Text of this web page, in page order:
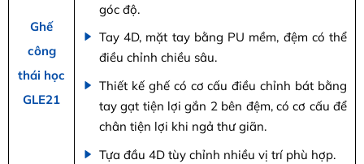
Ghế
công
thái học
GLE21
góc độ.
Tay 4D, mặt tay bằng PU mềm, đệm có thể
điều chỉnh chiều sâu.
Thiết kế ghế có cơ cấu điều chỉnh bát bằng
tay gạt tiện lợi gắn 2 bên đệm, có cơ cấu để
chân tiện lợi khi ngả thư giãn.
Tựa đầu 4D tùy chỉnh nhiều vị trí phù hợp.